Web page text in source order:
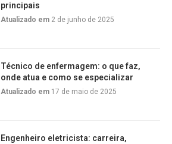
principais
Atualizado em 2 de junho de 2025
Técnico de enfermagem: o que faz,
onde atua e como se especializar
Atualizado em 17 de maio de 2025
Engenheiro eletricista: carreira,